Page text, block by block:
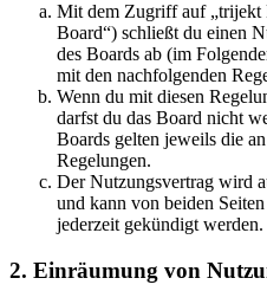
Mit dem Zugriff auf „trijekt
Board“) schließt du einen
des Boards ab (im
mit den nachfolgenden
Wenn du mit diesen
darfst du das Board nicht
Boards gelten jeweils die
Regelungen.
Der Nutzungsvertrag wird
und kann von beiden
jederzeit gekündigt werden.
2. Einräumung von